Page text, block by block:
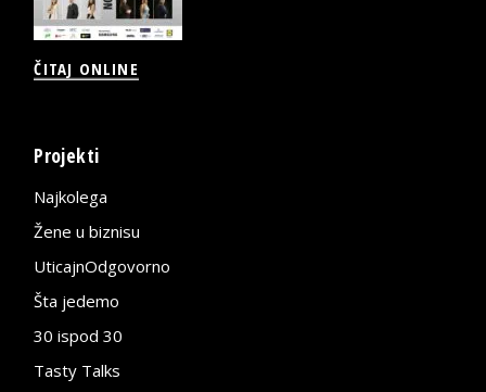
ČITAJ ONLINE
Projekti
Najkolega
Žene u biznisu
UticajnOdgovorno
Šta jedemo
30 ispod 30
Tasty Talks